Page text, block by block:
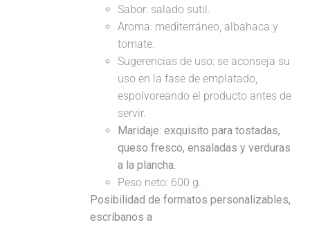
Sabor: salado sutil.
Aroma: mediterráneo, albahaca y
tomate.
Sugerencias de uso: se aconseja su
uso en la fase de emplatado,
espolvoreando el producto antes de
servir.
Maridaje: exquisito para tostadas,
queso fresco, ensaladas y verduras
a la plancha.
Peso neto: 600 g.
Posibilidad de formatos personalizables,
escríbanos a